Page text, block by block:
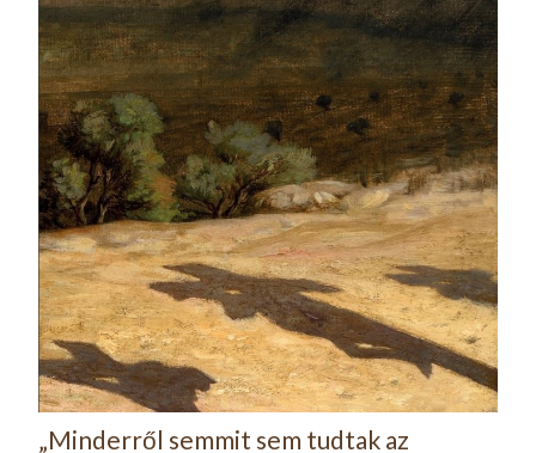
„Minderről semmit sem tudtak az